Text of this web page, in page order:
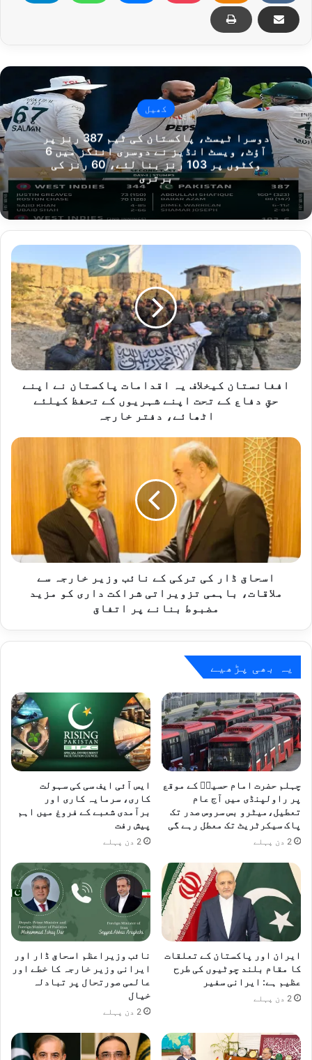
کھیل
دوسرا ٹیسٹ، پاکستان کی ٹیم 387 رنز پر
آؤٹ، ویسٹ انڈیز نے دوسری اننگز میں 6
وکٹوں پر 103 رنز بنا لئے، 60 رنز کی
برتری
افغانستان
یہ
اقدامات
پاکستان
نے
اپنے
حقِ
دفاع
کے
کیلئے
اٹھائے،
افغانستان کیخلاف یہ اقدامات پاکستان نے اپنے
حقِ دفاع کے تحت اپنے شہریوں کے تحفظ کیلئے
اٹھائے، دفتر خارجہ
اسحاق
سے
ملاقات،
باہمی
مضبوط
بنانے
پر
اتفاق
اسحاق ڈار کی ترکی کے نائب وزیر خارجہ سے
ملاقات، باہمی تزویراتی شراکت داری کو مزید
مضبوط بنانے پر اتفاق
یہ بھی پڑھیے
چہلم حضرت امام حسینؓ کے موقع
پر راولپنڈی میں آج عام
تعطیل،میٹرو بس سروس صدر تک
پاک سیکرٹریٹ تک معطل رہے گی
2 دن پہلے
ایس آئی ایف سی کی سہولت
کاری، سرمایہ کاری اور
برآمدی شعبے کے فروغ میں اہم
پیش رفت
2 دن پہلے
ایران اور پاکستان کے تعلقات
کا مقام بلند چوٹیوں کی طرح
عظیم ہے: ایرانی سفیر
2 دن پہلے
نائب وزیراعظم اسحاق ڈار اور
ایرانی وزیر خارجہ کا خطے اور
عالمی صورتحال پر تبادلہ
خیال
2 دن پہلے